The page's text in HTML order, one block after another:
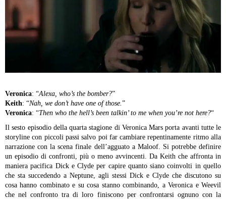
Veronica: “Alexa, who’s the bomber?”
Keith: “Nah, we don’t have one of those. ”
Veronica: “Then who the hell’s been talkin’ to me when you’re not here?“
Il sesto episodio della quarta stagione di Veronica Mars porta avanti tutte le
storyline con piccoli passi salvo poi far cambiare repentinamente ritmo alla
narrazione con la scena finale dell’agguato a Maloof. Si potrebbe definire
un episodio di confronti, più o meno avvincenti. Da Keith che affronta in
maniera pacifica Dick e Clyde per capire quanto siano coinvolti in quello
che sta succedendo a Neptune, agli stessi Dick e Clyde che discutono su
cosa hanno combinato e su cosa stanno combinando, a Veronica e Weevil
che nel confronto tra di loro finiscono per confrontarsi ognuno con la